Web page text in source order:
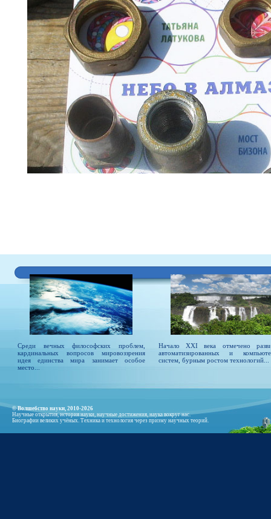
Среди вечных философских проблем,
кардинальных вопросов мировоззрения
идея единства мира занимает особое
место...
Начало XXI века отмечено
автоматизированных и
систем, бурным ростом технологий...
© Волшебство науки, 2010-2026
Научные открытия, история науки, научные достижения, наука вокруг нас.
Биографии великих учёных. Техника и технология через призму научных теорий.